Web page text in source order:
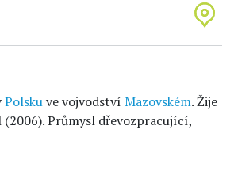
Polskuve vojvodství Mazovském. Žije
(2006). Průmysl dřevozpracující,